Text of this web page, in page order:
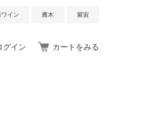
イン 雁木 紫宙
グイン カートをみる